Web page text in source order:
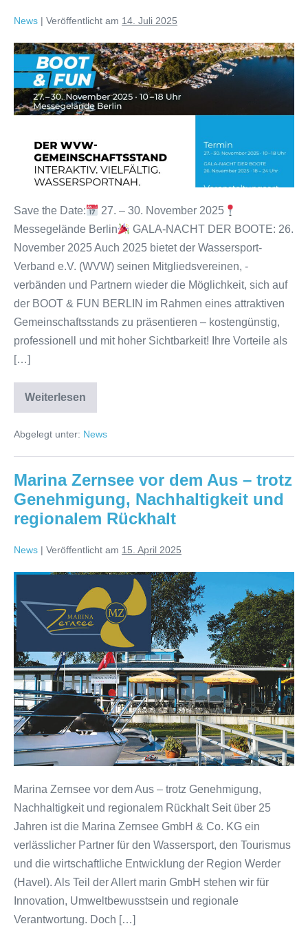
News | Veröffentlicht am 14. Juli 2025
Jetzt
anmelden:
WVW-
Gemeinschaftsstand
BOOT
Save the Date:
27. – 30. November 2025
Messegelände Berlin
GALA-NACHT DER BOOTE: 26.
November 2025 Auch 2025 bietet der Wassersport-
Verband e.V. (WVW) seinen Mitgliedsvereinen, -
verbänden und Partnern wieder die Möglichkeit, sich auf
der BOOT & FUN BERLIN im Rahmen eines attraktiven
Gemeinschaftsstands zu präsentieren – kostengünstig,
professionell und mit hoher Sichtbarkeit! Ihre Vorteile als
[…]
Weiterlesen
Jetzt
anmelden:
Gemeinschaftsstand
der
&
BERLIN
2025!
Abgelegt unter: News
Marina Zernsee vor dem Aus – trotz
Genehmigung, Nachhaltigkeit und
regionalem Rückhalt
News | Veröffentlicht am 15. April 2025
Zernsee
vor
dem
Aus
–
trotz
Genehmigung,
Nachhaltigkeit
und
regionalem
Rückhalt
Marina Zernsee vor dem Aus – trotz Genehmigung,
Nachhaltigkeit und regionalem Rückhalt Seit über 25
Jahren ist die Marina Zernsee GmbH & Co. KG ein
verlässlicher Partner für den Wassersport, den Tourismus
und die wirtschaftliche Entwicklung der Region Werder
(Havel). Als Teil der Allert marin GmbH stehen wir für
Innovation, Umweltbewusstsein und regionale
Verantwortung. Doch […]